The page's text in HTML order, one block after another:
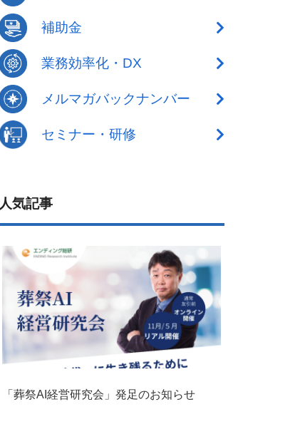
補助金
業務効率化・DX
メルマガバックナンバー
セミナー・研修
人気記事
「葬祭AI経営研究会」発足のお知らせ